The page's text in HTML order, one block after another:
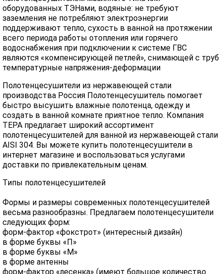
оборудованных ТЭНами, водяные: не требуют
заземления не потребляют электроэнергии
поддерживают тепло, сухость в ванной на протяжении
всего периода работы отопления или горячего
водоснабжения при подключении к системе ГВС
являются «компенсирующей петлей», снимающей с труб
температурные напряжения-деформации
Полотенцесушители из нержавеющей стали
производства Россия Полотенцесушитель помогает
быстро высушить влажные полотенца, одежду и
создать в ванной комнате приятное тепло. Компания
ТЕРА предлагает широкий ассортимент
полотенцесушителей для ванной из нержавеющей стали
AISI 304. Вы можете купить полотенцесушители в
интернет магазине и воспользоваться услугами
доставки по привлекательным ценам.
Типы полотенцесушителей
Формы и размеры современных полотенцесушителей
весьма разнообразны. Предлагаем полотенцесушители
следующих форм:
форм-фактор «фокстрот» (интересный дизайн)
в форме буквы «П»
в форме буквы «М»
в форме антенны
форм-фактор «лесенка» (имеют большое количество